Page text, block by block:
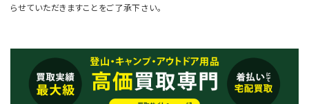
らせていただきますことをご了承下さい。